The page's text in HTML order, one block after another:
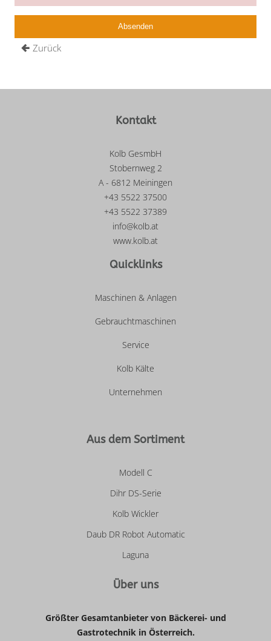
Zurück
Kontakt
Kolb GesmbH
Stobernweg 2
A - 6812 Meiningen
+43 5522 37500
+43 5522 37389
info@kolb.at
www.kolb.at
Quicklinks
Maschinen & Anlagen
Gebrauchtmaschinen
Service
Kolb Kälte
Unternehmen
Aus dem Sortiment
Modell C
Dihr DS-Serie
Kolb Wickler
Daub DR Robot Automatic
Laguna
Über uns
Größter Gesamtanbieter von Bäckerei- und
Gastrotechnik in Österreich.